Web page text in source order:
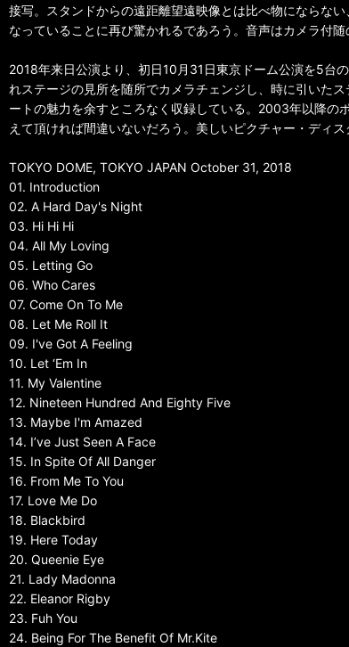
接写。スタンドからの遠距離望遠映像とは比べ物にならな
なっていることに再び驚かれるであろう。音声はカメラ付
2018年来日公演より、初日10月31日東京ドーム公演を5台
れステージの見所を随所でカメラチェンジし、時に引いた
ートの魅力を余すところなく収録している。2003年以降の
えて頂ければ間違いないだろう。美しいピクチャー・ディス
TOKYO DOME, TOKYO JAPAN October 31, 2018
01. Introduction
02. A Hard Day's Night
03. Hi Hi Hi
04. All My Loving
05. Letting Go
06. Who Cares
07. Come On To Me
08. Let Me Roll It
09. I've Got A Feeling
10. Let ‘Em In
11. My Valentine
12. Nineteen Hundred And Eighty Five
13. Maybe I'm Amazed
14. I’ve Just Seen A Face
15. In Spite Of All Danger
16. From Me To You
17. Love Me Do
18. Blackbird
19. Here Today
20. Queenie Eye
21. Lady Madonna
22. Eleanor Rigby
23. Fuh You
24. Being For The Benefit Of Mr.Kite